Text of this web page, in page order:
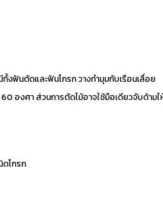
งฟันตัดและฟันโกรก วางทำมุมกับเรือนเลื่อย
องศา ส่วนการตัดไม้อาจใช้มือเดียวจับด้ามใ
โกรก